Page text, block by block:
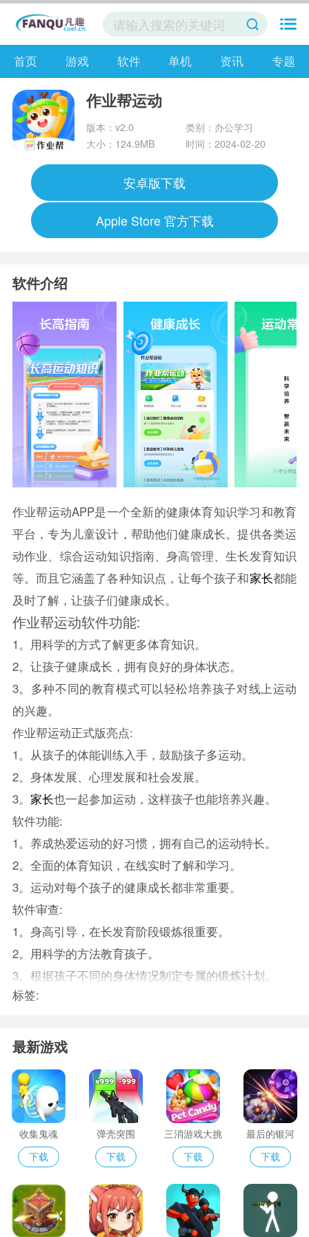
首页 游戏 软件 单机 资讯 专题
作业帮运动
版本：v2.0
类别：办公学习
大小：124.9MB
时间：2024-02-20
安卓版下载
Apple Store 官方下载
软件介绍
作业帮运动APP是一个全新的健康体育知识学习和教育
平台，专为儿童设计，帮助他们健康成长。提供各类运
动作业、综合运动知识指南、身高管理、生长发育知识
等。而且它涵盖了各种知识点，让每个孩子和家长都能
及时了解，让孩子们健康成长。
作业帮运动软件功能:
1。用科学的方式了解更多体育知识。
2。让孩子健康成长，拥有良好的身体状态。
3。多种不同的教育模式可以轻松培养孩子对线上运动
的兴趣。
作业帮运动正式版亮点:
1。从孩子的体能训练入手，鼓励孩子多运动。
2。身体发展、心理发展和社会发展。
3。 家长也一起参加运动，这样孩子也能培养兴趣。
软件功能:
1。养成热爱运动的好习惯，拥有自己的运动特长。
2。全面的体育知识，在线实时了解和学习。
3。运动对每个孩子的健康成长都非常重要。
软件审查:
1。身高引导，在长发育阶段锻炼很重要。
2。用科学的方法教育孩子。
3。根据孩子不同的身体情况制定专属的锻炼计划。
标签:
最新游戏
收集鬼魂
下载
弹壳突围
下载
三消游戏大挑
战
下载
最后的银河
下载